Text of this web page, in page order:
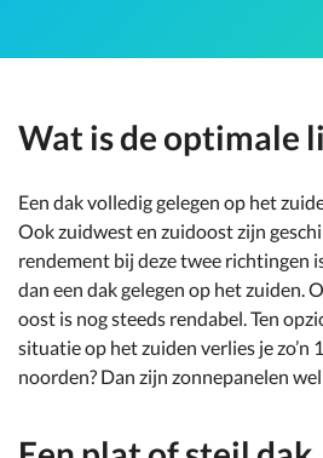
Wat is de optimale
Een dak volledig gelegen op het
Ook zuidwest en zuidoost zijn
rendement bij deze twee richtingen
dan een dak gelegen op het zuiden.
oost is nog steeds rendabel. Ten
situatie op het zuiden verlies je zo’n
noorden? Dan zijn zonnepanelen